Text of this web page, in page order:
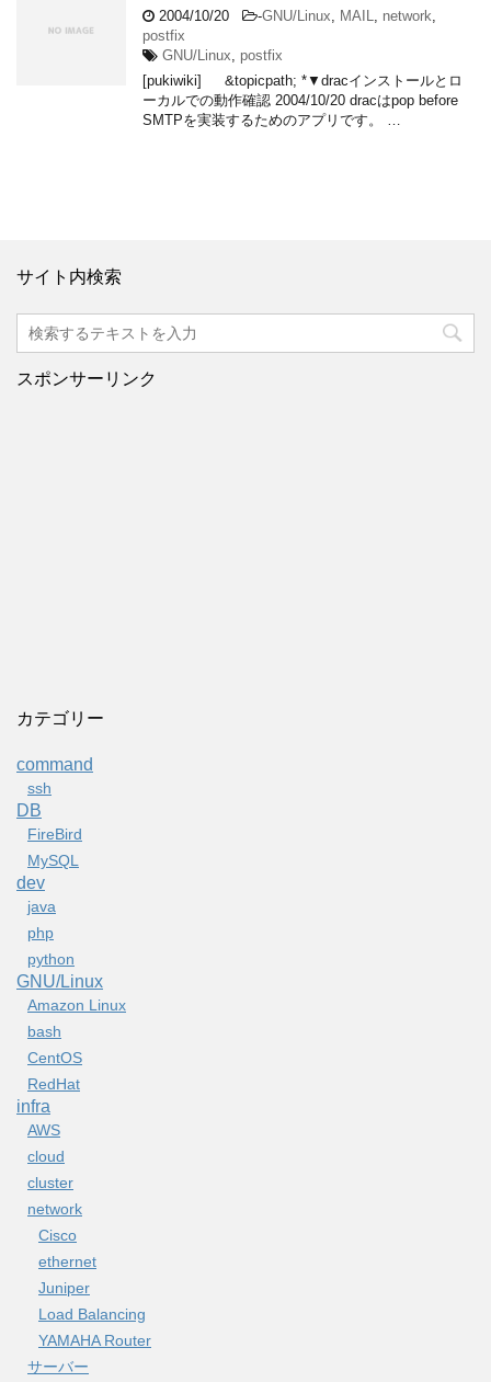
2004/10/20 -GNU/Linux MAIL network
postfix
GNU/Linux
postfix
[pukiwiki] &topicpath; *▼dracインストールとロ
ーカルでの動作確認 2004/10/20 dracはpop before
SMTPを実装するためのアプリです。 …
サイト内検索
スポンサーリンク
カテゴリー
command
ssh
DB
FireBird
MySQL
dev
java
php
python
GNU/Linux
Amazon Linux
bash
CentOS
RedHat
infra
AWS
cloud
cluster
network
Cisco
ethernet
Juniper
Load Balancing
YAMAHA Router
サーバー